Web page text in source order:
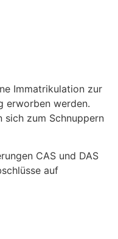
Immatrikulation zur
erworben werden.
sich zum Schnuppern
CAS und DAS
auf